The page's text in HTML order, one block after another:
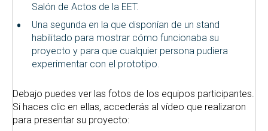
Salón de Actos de la EET.
Una segunda en la que disponían de un stand
habilitado para mostrar cómo funcionaba su
proyecto y para que cualquier persona pudiera
experimentar con el prototipo.
Debajo puedes ver las fotos de los equipos participantes.
Si haces clic en ellas, accederás al vídeo que realizaron
para presentar su proyecto: